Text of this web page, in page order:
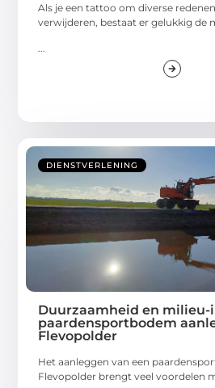
Als je een tattoo om diverse
verwijderen, bestaat er gelukkig de
...
DIENSTVERLENING
Duurzaamheid en milieu-
paardensportbodem
Flevopolder
Het aanleggen van een
Flevopolder brengt veel voordelen